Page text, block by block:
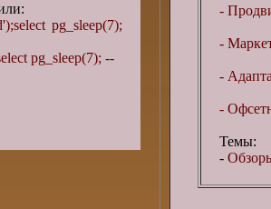
-
-
-
-
Темы:
-
pg_sleep(7);
pg_sleep(7); --